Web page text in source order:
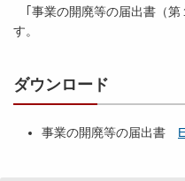
｢事業の開廃等の届出書（第
す。
ダウンロード
事業の開廃等の届出書